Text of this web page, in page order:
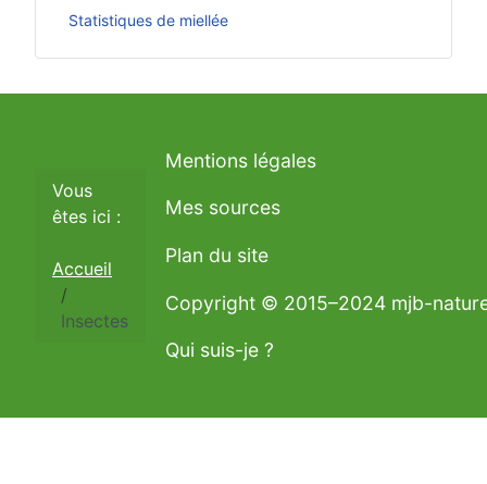
Statistiques de miellée
Vous
êtes ici :
Accueil
Insectes
Mentions légales
Mes sources
Plan du site
Copyright © 2015–2024 mjb-
Qui suis-je ?